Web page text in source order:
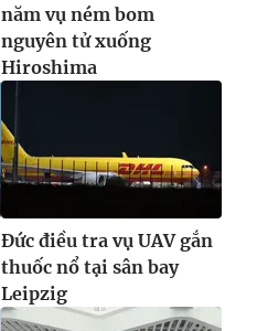
năm vụ ném bom
nguyên tử xuống
Hiroshima
Đức điều tra vụ UAV gắn
thuốc nổ tại sân bay
Leipzig